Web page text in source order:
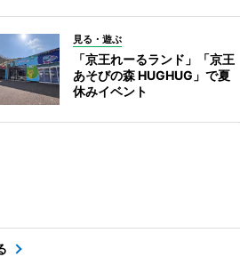
見る・遊ぶ
「京王れーるランド」「京王
あそびの森 HUGHUG」で夏
休みイベント